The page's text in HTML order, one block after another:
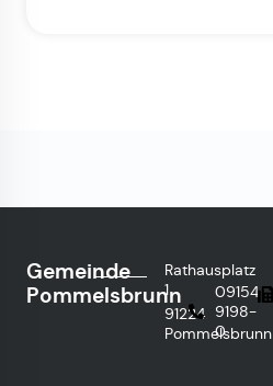
Gemeinde
Pommelsbrunn
Rathausplatz
1
91224
Pommelsbrunn
09154
9198-
0